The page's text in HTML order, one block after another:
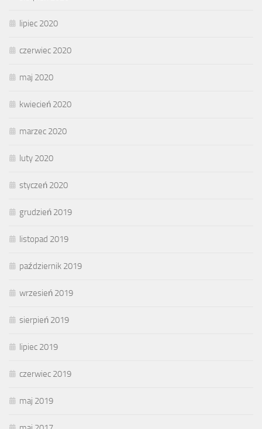
lipiec 2020
czerwiec 2020
maj 2020
kwiecień 2020
marzec 2020
luty 2020
styczeń 2020
grudzień 2019
listopad 2019
październik 2019
wrzesień 2019
sierpień 2019
lipiec 2019
czerwiec 2019
maj 2019